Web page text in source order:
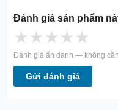
Đánh giá sản phẩm
★★★★★
Đánh giá ẩn danh — không
Gửi đánh giá